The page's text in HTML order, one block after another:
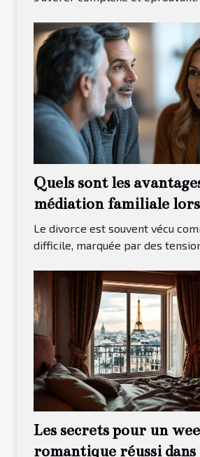
Quels sont les
médiation familiale
divorce ?
Le divorce est souvent vécu
difficile, marquée par des
Les secrets pour un
romantique réussi